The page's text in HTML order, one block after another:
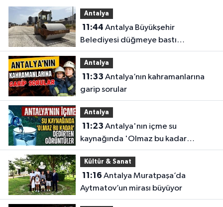
Antalya
11:44
Belediyesi düğmeye bastı
Antalya’da eş zamanlı çalışma
yapıldı
Antalya
11:33
garip sorular
Antalya
11:23
kaynağında 'Olmaz bu kadar
'dedirten görüntüler
Kültür & Sanat
11:16
Aytmatov’un mirası büyüyor